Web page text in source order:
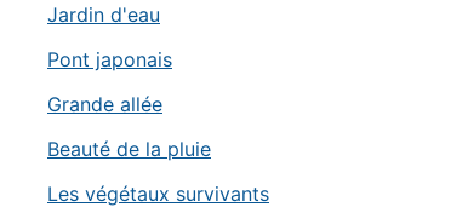
Jardin d'eau
Pont japonais
Grande allée
Beauté de la pluie
Les végétaux survivants